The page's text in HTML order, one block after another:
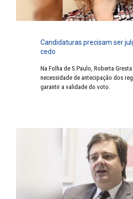
Candidaturas precisam ser
cedo
Na Folha de S.Paulo, Roberta
necessidade de antecipação dos
garantir a validade do voto.